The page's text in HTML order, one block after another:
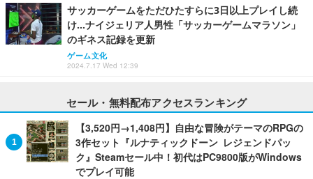
サッカーゲームをただひたすらに3日以上プレイし続
け…ナイジェリア人男性「サッカーゲームマラソン」
のギネス記録を更新
ゲーム文化
2024.7.17 Wed 12:39
セール・無料配布アクセスランキング
【3,520円→1,408円】自由な冒険がテーマのRPGの
3作セット『ルナティックドーン レジェンドパッ
ク』Steamセール中！初代はPC9800版がWindows
でプレイ可能